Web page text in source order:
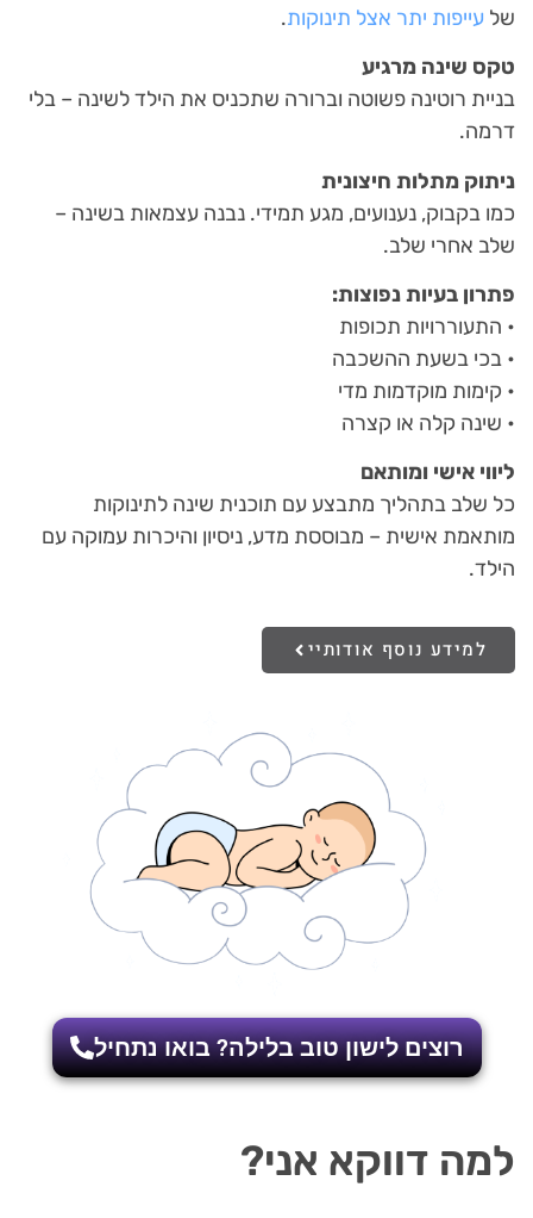
של עייפות יתר אצל תינוקות.
טקס שינה מרגיע
בניית רוטינה פשוטה וברורה שתכניס את הילד לשינה – בלי
דרמה.
ניתוק מתלות חיצונית
כמו בקבוק, נענועים, מגע תמידי. נבנה עצמאות בשינה –
שלב אחרי שלב.
פתרון בעיות נפוצות:
• התעוררויות תכופות
• בכי בשעת ההשכבה
• קימות מוקדמות מדי
• שינה קלה או קצרה
ליווי אישי ומותאם
כל שלב בתהליך מתבצע עם תוכנית שינה לתינוקות
מותאמת אישית – מבוססת מדע, ניסיון והיכרות עמוקה עם
הילד.
למידע נוסף אודותיי
רוצים לישון טוב בלילה? בואו נתחיל
למה דווקא אני?